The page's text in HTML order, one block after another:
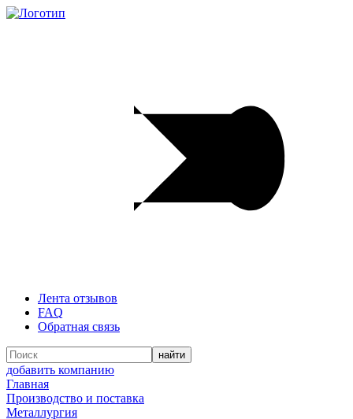
Лента отзывов
FAQ
Обратная связь
добавить компанию
Главная
Производство и поставка
Металлургия